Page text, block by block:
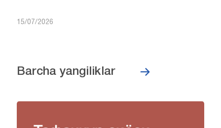
15/07/2026
Barcha yangiliklar